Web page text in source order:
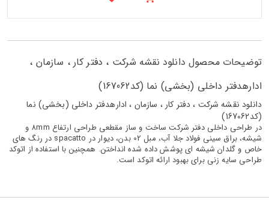
توضیحات محصول دانلود نقشه شرکت ، دفتر کار ، سازمان ،
ادارهدفتر داخلی (بخشی) نما (کد167062)
دانلود نقشه شرکت ، دفتر کار ، سازمان ، ادارهدفتر داخلی (بخشی) نما
(کد167062)
در طراحی داخلی دفتر شرکت ساخت و ساز مقطعی طراحی ارتفاع 8mm و
شیشه، براق سینی فولاد جلا آب، مبل 02 بدن، دیوار در spacatto در رنگ های
خاص و گلدان شیشه ای پوشش داده شده انداختن. همچنین با استفاده از اتوکد
طراحی سایه زنی برای بهبود ارائه اتوکد است.